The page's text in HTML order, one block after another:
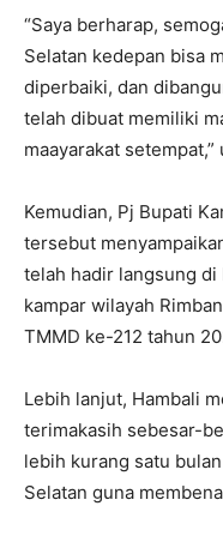
“Saya berharap,
Selatan kedepan bisa
diperbaiki, dan
telah dibuat memiliki
maayarakat setempat,”
Kemudian, Pj Bupati
tersebut
telah hadir langsung di
kampar wilayah
TMMD ke-212 tahun
Lebih lanjut, Hambali
terimakasih sebesar-
lebih kurang satu
Selatan guna